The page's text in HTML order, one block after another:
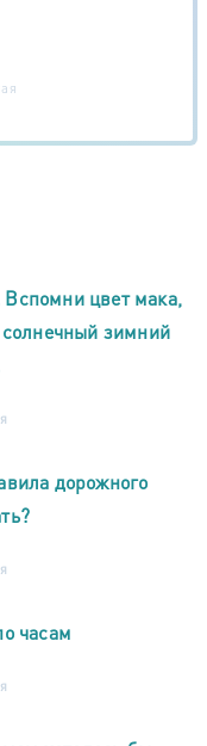
цвет мака,
зимний
дорожного
часам